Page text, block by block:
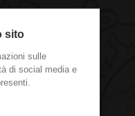
sito
sulle
di social media e